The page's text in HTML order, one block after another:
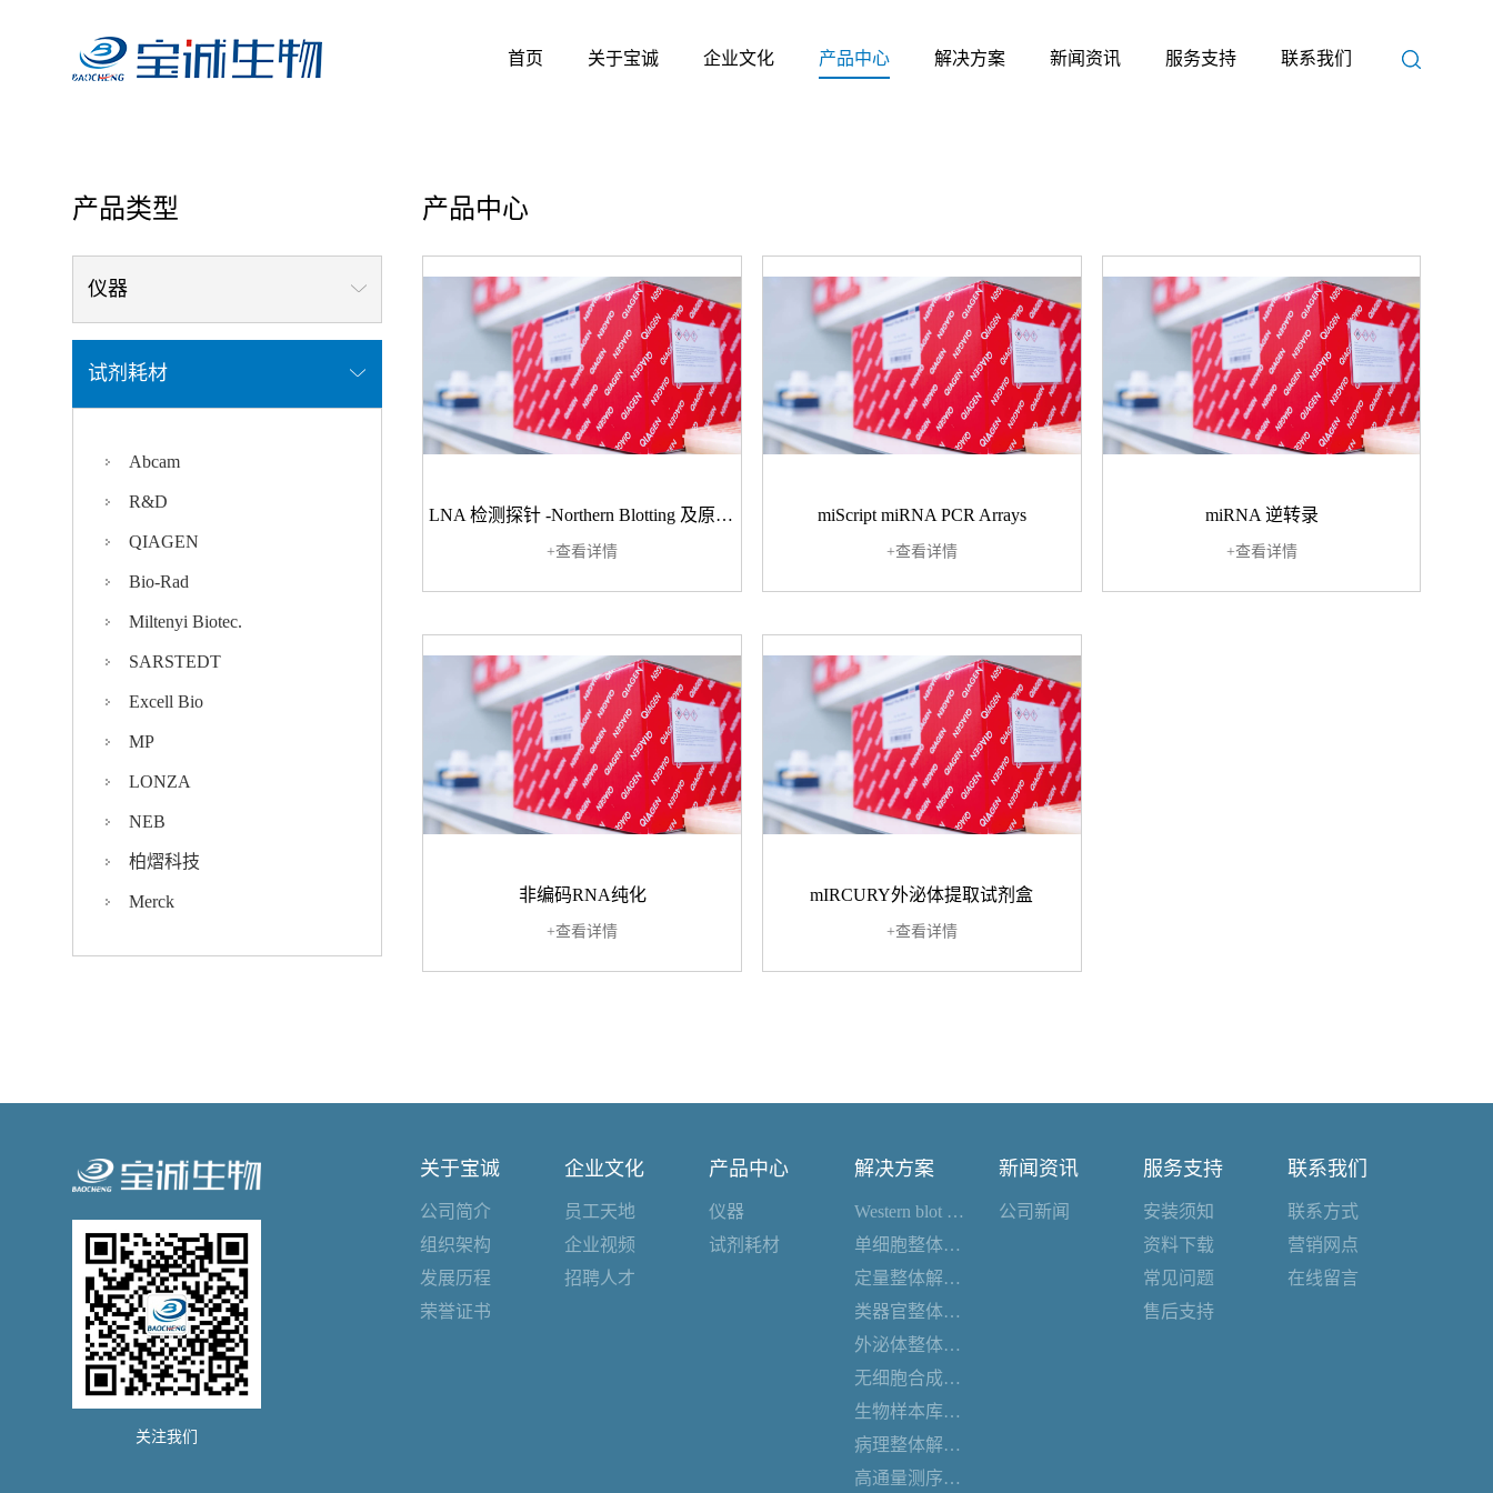
首页 关于宝诚 企业文化 产品中心 解决方案 新闻资讯 服务支持 联系我们
产品类型
仪器
试剂耗材
Abcam
R&D
QIAGEN
Bio-Rad
Miltenyi Biotec.
SARSTEDT
Excell Bio
MP
LONZA
NEB
柏熠科技
Merck
产品中心
LNA 检测探针 -Northern Blotting 及原位杂交
+查看详情
miScript miRNA PCR Arrays
+查看详情
miRNA 逆转录
+查看详情
非编码RNA纯化
+查看详情
mIRCURY外泌体提取试剂盒
+查看详情
关注我们
关于宝诚
公司简介
组织架构
发展历程
荣誉证书
企业文化
员工天地
企业视频
招聘人才
产品中心
仪器
试剂耗材
解决方案
Western blot 整体解决方案
单细胞整体解决方案
定量整体解决方案
类器官整体解决方案
外泌体整体解决方案
无细胞合成整体解决方案
生物样本库整体解决方案
病理整体解决方案
高通量测序整体解决方案
新闻资讯
公司新闻
服务支持
安装须知
资料下载
常见问题
售后支持
联系我们
联系方式
营销网点
在线留言